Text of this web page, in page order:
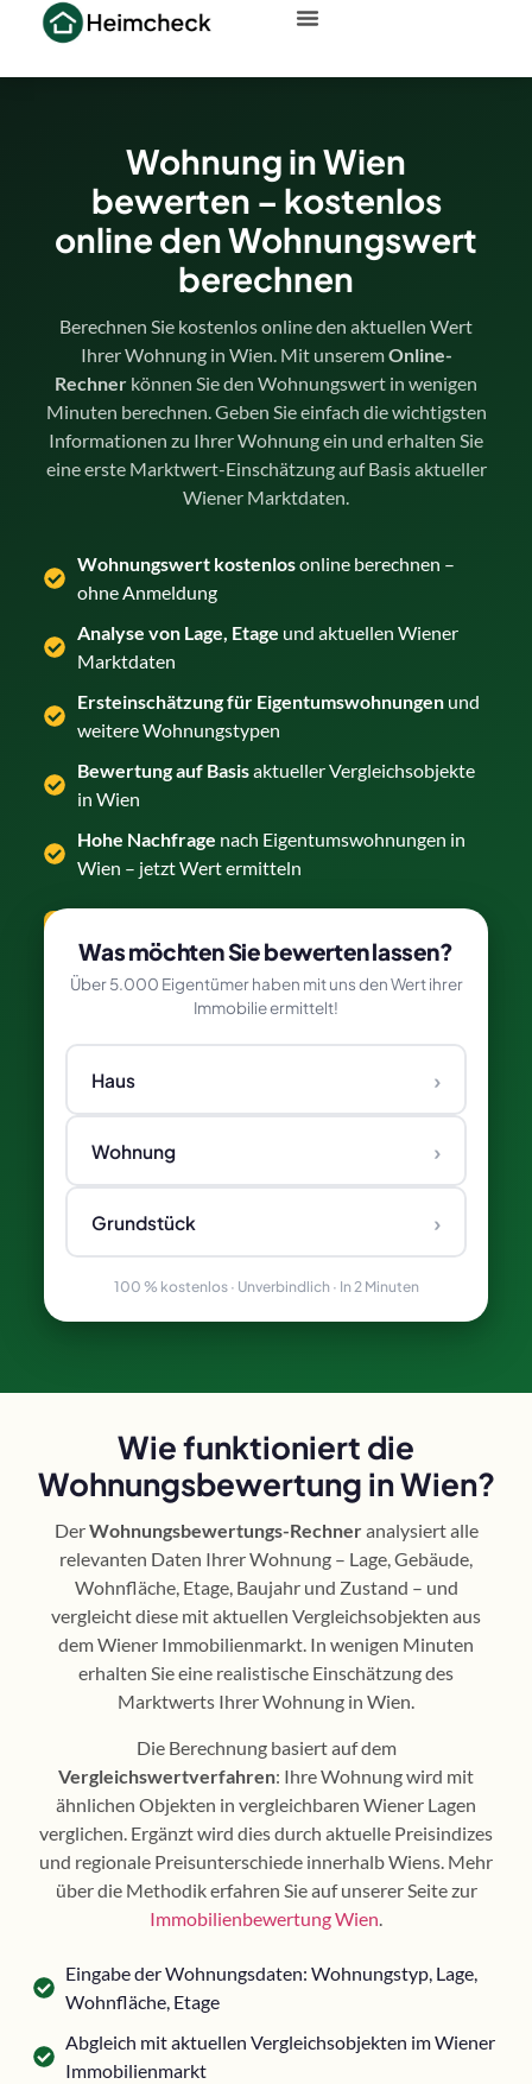
Wohnung in Wien
bewerten – kostenlos
online den Wohnungswert
berechnen
Berechnen Sie kostenlos online den aktuellen Wert
Ihrer Wohnung in Wien. Mit unseremOnline-
Rechner können Sie den Wohnungswert in wenigen
Minuten berechnen. Geben Sie einfach die wichtigsten
Informationen zu Ihrer Wohnung ein und erhalten Sie
eine erste Marktwert-Einschätzung auf Basis aktueller
Wiener Marktdaten.
Wohnungswert kostenlosonline berechnen –
ohne Anmeldung
Analyse von Lage, Etage und aktuellen Wiener
Marktdaten
Ersteinschätzung für Eigentumswohnungenund
weitere Wohnungstypen
Bewertung auf Basisaktueller Vergleichsobjekte
in Wien
Hohe Nachfrage nach Eigentumswohnungen in
Wien – jetzt Wert ermitteln
Was möchten Sie bewerten lassen?
Über 5.000 Eigentümer haben mit uns den Wert ihrer
Immobilie ermittelt!
Haus ›
Wohnung ›
Grundstück ›
100 % kostenlos · Unverbindlich · In 2 Minuten
Wie funktioniert die
Wohnungsbewertung in Wien?
DerWohnungsbewertungs-Rechneranalysiert alle
relevanten Daten Ihrer Wohnung – Lage, Gebäude,
Wohnfläche, Etage, Baujahr und Zustand – und
vergleicht diese mit aktuellen Vergleichsobjekten aus
dem Wiener Immobilienmarkt. In wenigen Minuten
erhalten Sie eine realistische Einschätzung des
Marktwerts Ihrer Wohnung in Wien.
Die Berechnung basiert auf dem
Vergleichswertverfahren: Ihre Wohnung wird mit
ähnlichen Objekten in vergleichbaren Wiener Lagen
verglichen. Ergänzt wird dies durch aktuelle Preisindizes
und regionale Preisunterschiede innerhalb Wiens. Mehr
über die Methodik erfahren Sie auf unserer Seite zur
Immobilienbewertung Wien
Eingabe der Wohnungsdaten: Wohnungstyp, Lage,
Wohnfläche, Etage
Abgleich mit aktuellen Vergleichsobjekten im Wiener
Immobilienmarkt